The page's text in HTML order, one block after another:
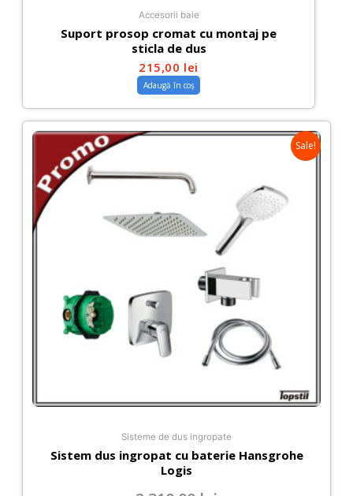
Accesorii baie
Suport prosop cromat cu montaj pe
sticla de dus
215,00 lei
Adaugă în coș
Sale!
Sisteme de dus ingropate
Sistem dus ingropat cu baterie Hansgrohe
Logis